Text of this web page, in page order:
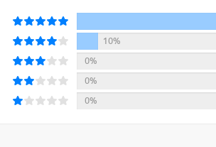
에서 진정으로 성공한 사람, 명예를 얻은 사
이너의 시기이고 시련의 시기라고 생각합니
10%
0%
0%
0%